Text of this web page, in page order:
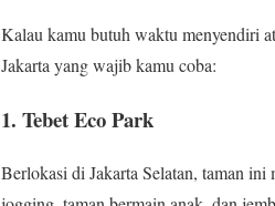
Kalau kamu butuh waktu menyendiri
Jakarta yang wajib kamu coba:
1. Tebet Eco Park
Berlokasi di Jakarta Selatan, taman